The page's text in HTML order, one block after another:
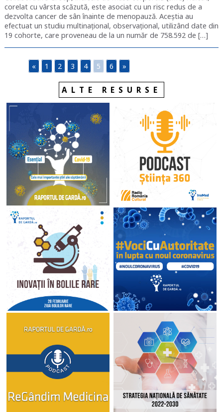
corelat cu vârsta scăzută, este asociat cu un risc redus de a
dezvolta cancer de sân înainte de menopauză. Aceștia au
efectuat un studiu multinațional, observațional, utilizând date din
19 cohorte, care proveneau de la un număr de 758.592 de […]
« 1 2 3 4 5 6 »
ALTE RESURSE